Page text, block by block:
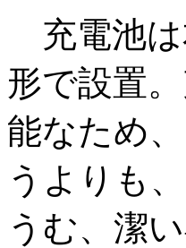
充電池は
形で設置
能なため
うよりも
うむ、潔